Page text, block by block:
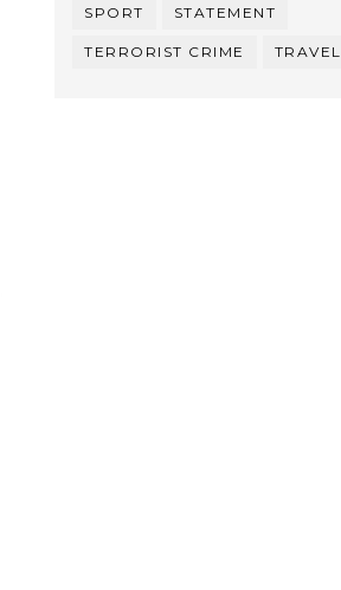
SPORT STATEMENT
TERRORIST CRIME TRAVEL